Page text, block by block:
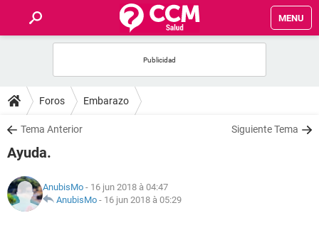
MENU
FORUMS
SALUD
FAMILIA
NUTRICIÓN
Foros Embarazo
Tema Anterior Siguiente Tema
Ayuda.
AnubisMo - 16 jun 2018 à 04:47
AnubisMo - 16 jun 2018 à 05:29